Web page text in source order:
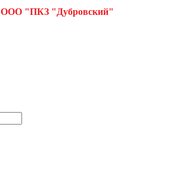
ООО "ПКЗ "Дубровский"